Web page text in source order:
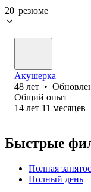
20 резюме
Акушерка
48 лет •
Общий опыт
14 лет 11 месяцев
Быстрые
Полная
Полный день